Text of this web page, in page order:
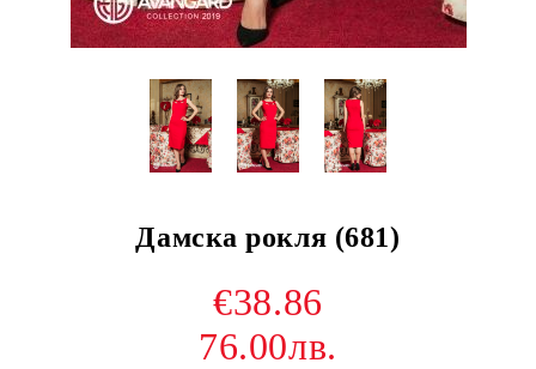
Дамска рокля (681)
€38.86
76.00лв.